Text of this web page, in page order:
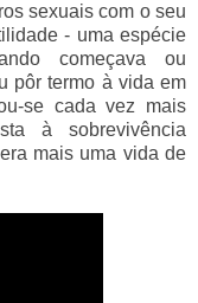
sexuais com o seu
- uma espécie
começava ou
pôr termo à vida em
se cada vez mais
à sobrevivência
mais uma vida de